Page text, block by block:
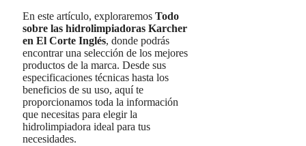
En este artículo, exploraremos Todo
sobre las hidrolimpiadoras Karcher
en El Corte Inglés, donde podrás
encontrar una selección de los mejores
productos de la marca. Desde sus
especificaciones técnicas hasta los
beneficios de su uso, aquí te
proporcionamos toda la información
que necesitas para elegir la
hidrolimpiadora ideal para tus
necesidades.